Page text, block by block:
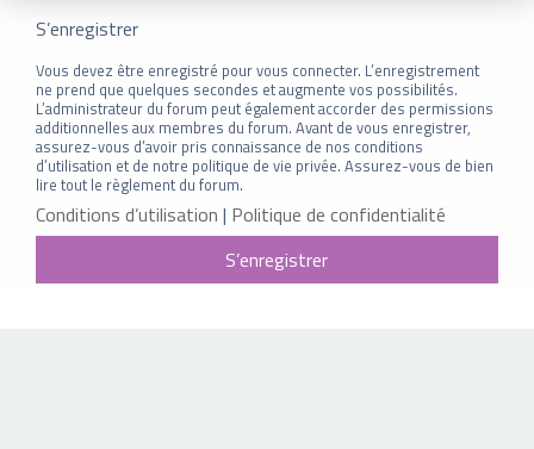
S’enregistrer
Vous devez être enregistré pour vous connecter. L’enregistrement
ne prend que quelques secondes et augmente vos possibilités.
L’administrateur du forum peut également accorder des permissions
additionnelles aux membres du forum. Avant de vous enregistrer,
assurez-vous d’avoir pris connaissance de nos conditions
d’utilisation et de notre politique de vie privée. Assurez-vous de bien
lire tout le règlement du forum.
Conditions d’utilisation | Politique de confidentialité
S’enregistrer